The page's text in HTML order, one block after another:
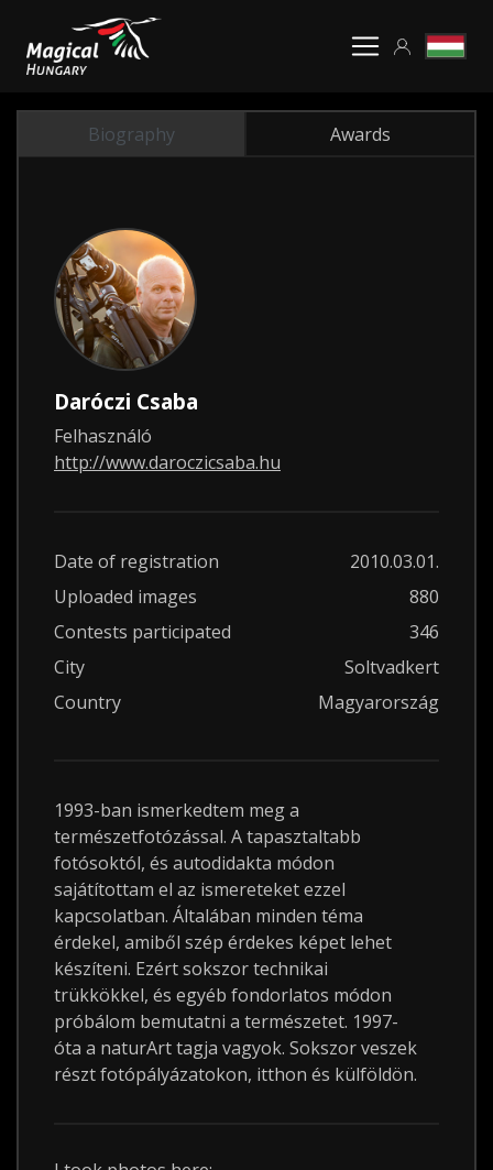
Biography Awards
Daróczi Csaba
Felhasználó
http://www.daroczicsaba.hu
Date of registration
2010.03.01.
Uploaded images
880
Contests participated
346
City
Soltvadkert
Country
Magyarország
1993-ban ismerkedtem meg a
természetfotózással. A tapasztaltabb
fotósoktól, és autodidakta módon
sajátítottam el az ismereteket ezzel
kapcsolatban. Általában minden téma
érdekel, amiből szép érdekes képet lehet
készíteni. Ezért sokszor technikai
trükkökkel, és egyéb fondorlatos módon
próbálom bemutatni a természetet. 1997-
óta a naturArt tagja vagyok. Sokszor veszek
részt fotópályázatokon, itthon és külföldön.